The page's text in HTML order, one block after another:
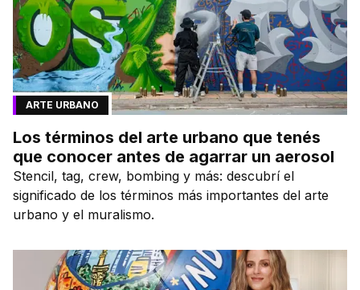
ARTE URBANO
Los términos del arte urbano que tenés
que conocer antes de agarrar un aerosol
Stencil, tag, crew, bombing y más: descubrí el
significado de los términos más importantes del arte
urbano y el muralismo.